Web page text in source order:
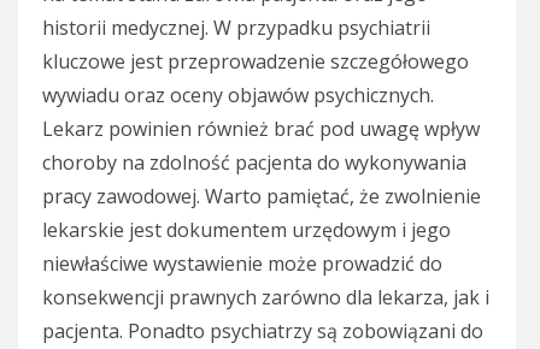
historii medycznej. W przypadku psychiatrii
kluczowe jest przeprowadzenie szczegółowego
wywiadu oraz oceny objawów psychicznych.
Lekarz powinien również brać pod uwagę wpływ
choroby na zdolność pacjenta do wykonywania
pracy zawodowej. Warto pamiętać, że zwolnienie
lekarskie jest dokumentem urzędowym i jego
niewłaściwe wystawienie może prowadzić do
konsekwencji prawnych zarówno dla lekarza, jak i
pacjenta. Ponadto psychiatrzy są zobowiązani do